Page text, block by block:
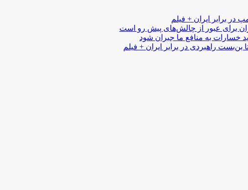
در برابر ایران + فیلم
برای عبور از چالش‌های پیش رو است
خسارات به منافع ما جبران شود
بن‌بست راهبردی در برابر ایران + فیلم